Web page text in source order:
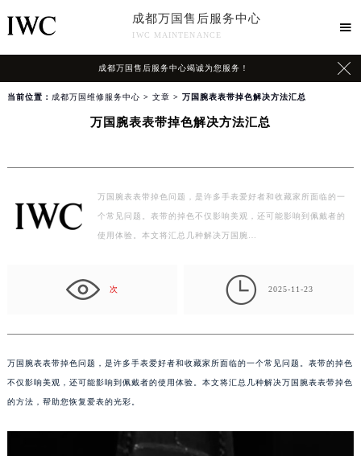
成都万国售后服务中心
IWC MAINTENANCE

成都万国售后服务中心竭诚为您服务！ 
当前位置： 成都万国维修服务中心 > 文章 > 万国腕表表带掉色解决方法汇总
万国腕表表带掉色解决方法汇总
万国腕表表带掉色问题，是许多手表爱好者和收藏家所面临的一
个常见问题。表带的掉色不仅影响美观，还可能影响到佩戴者的
使用体验。本文将汇总几种解决万国腕…
次  2025-11-23
万国腕表表带掉色问题，是许多手表爱好者和收藏家所面临的一个常见问题。表带的掉色
不仅影响美观，还可能影响到佩戴者的使用体验。本文将汇总几种解决万国腕表表带掉色
的方法，帮助您恢复爱表的光彩。